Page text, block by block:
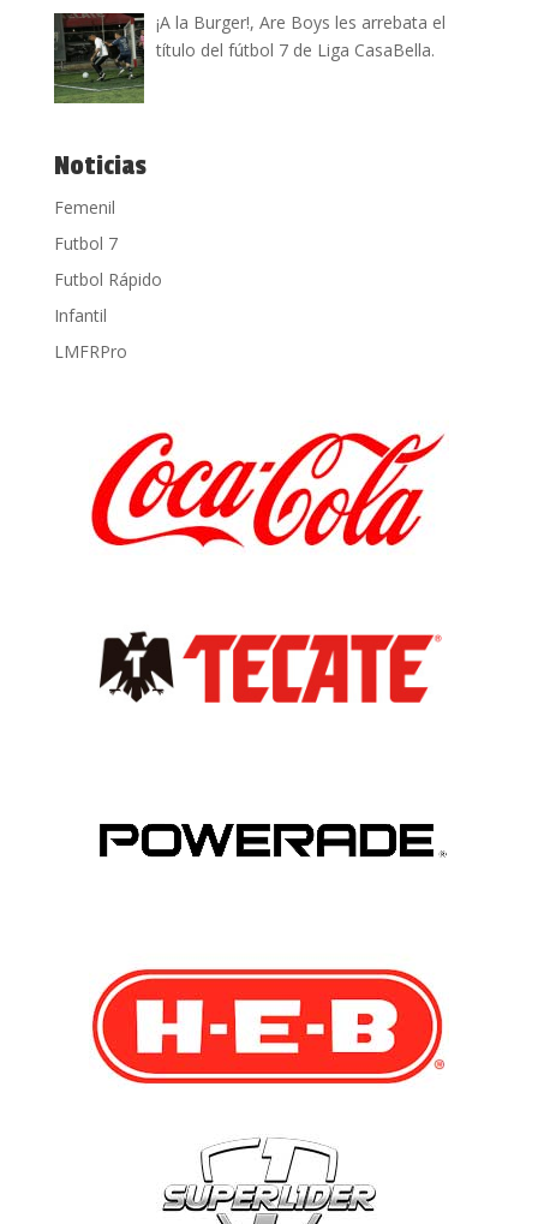
¡A la Burger!, Are Boys les arrebata el
título del fútbol 7 de Liga CasaBella.
Noticias
Femenil
Futbol 7
Futbol Rápido
Infantil
LMFRPro